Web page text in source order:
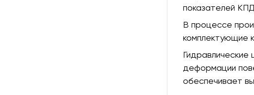
показателей
В процессе
комплектующие
деформации
обеспечивает